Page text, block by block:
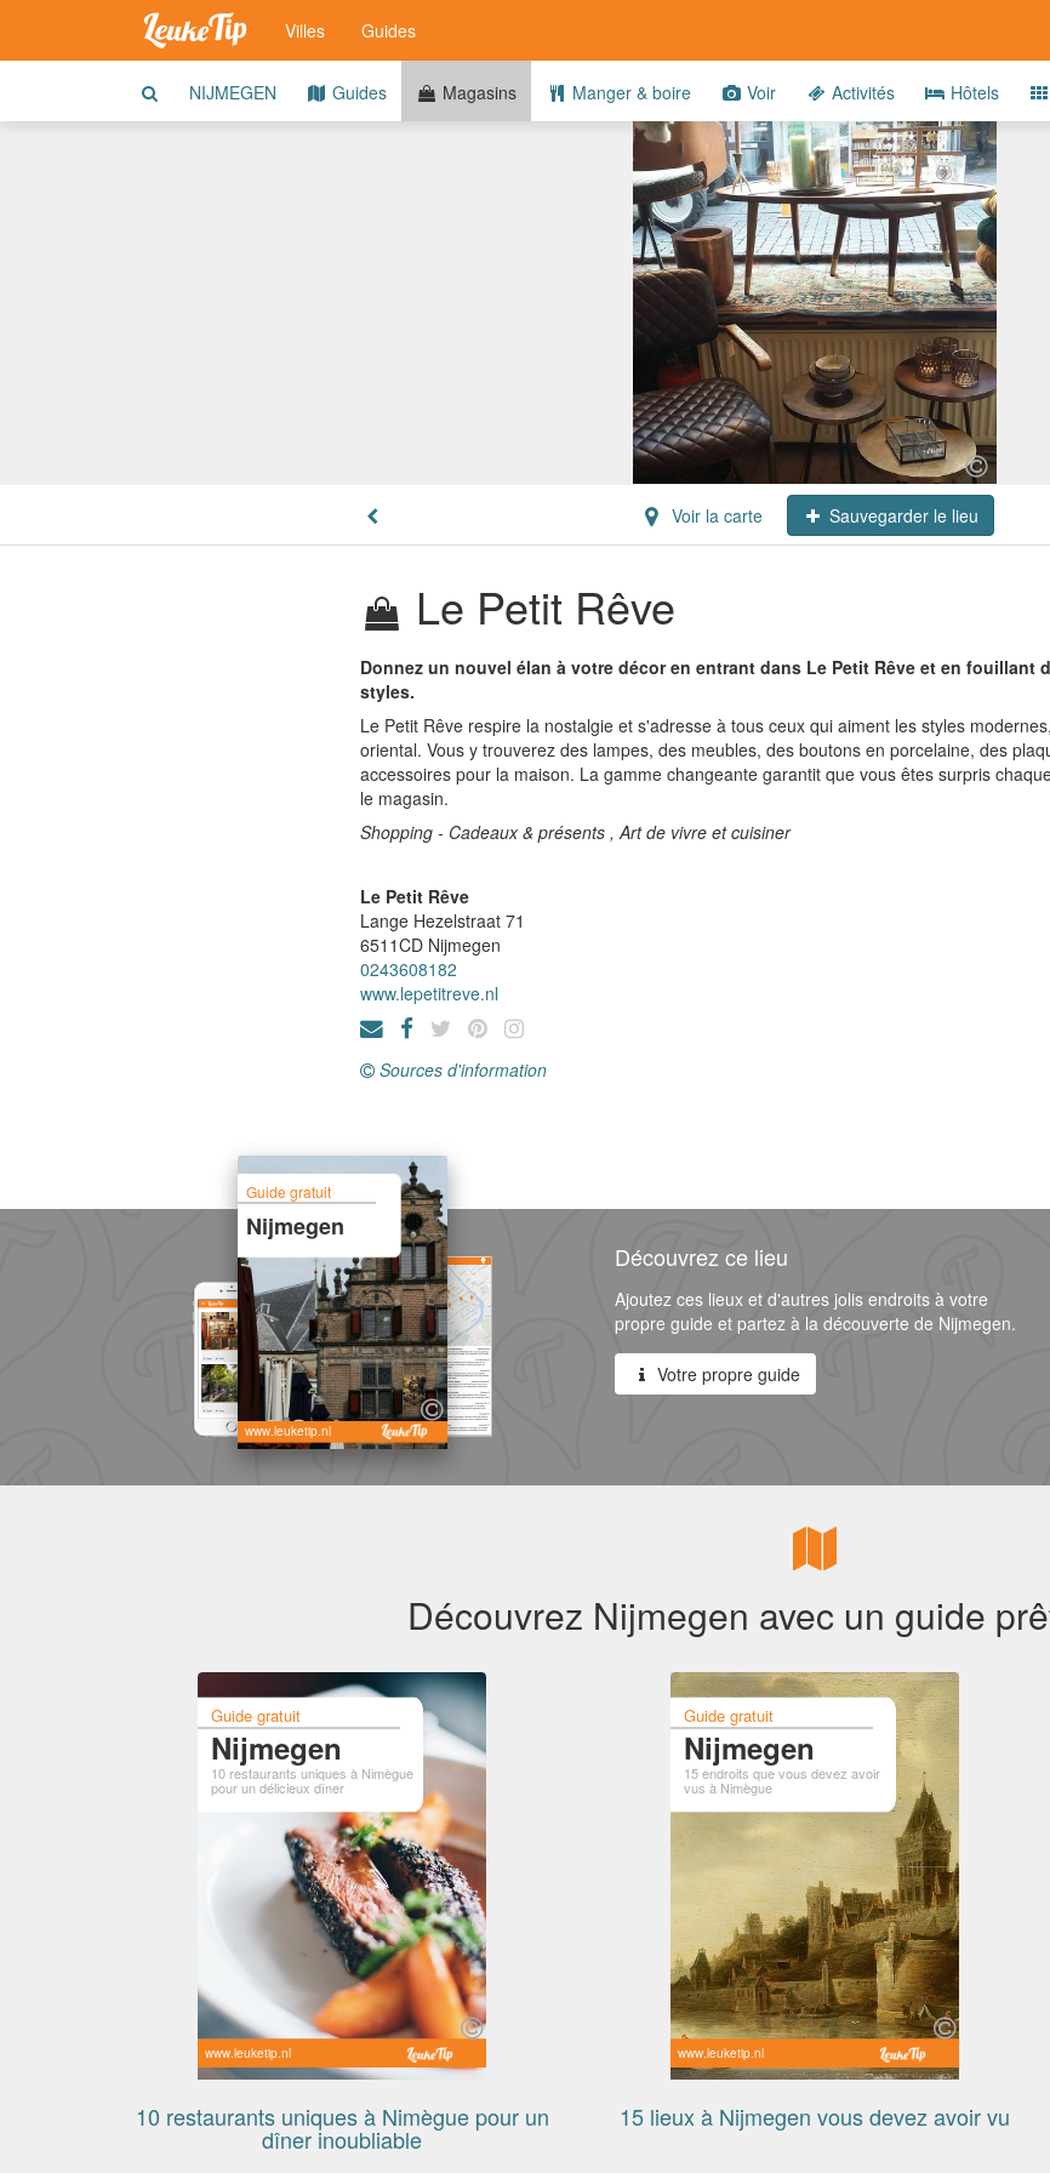
Villes Guides
NIJMEGEN Guides Magasins Manger & boire Voir Activités Hôtels
Voir la carte Sauvegarder le lieu
Le Petit Rêve
Donnez un nouvel élan à votre décor en entrant dans Le Petit Rêve et en fouillant
styles.
Le Petit Rêve respire la nostalgie et s'adresse à tous ceux qui aiment les styles
oriental. Vous y trouverez des lampes, des meubles, des boutons en porcelaine, des
accessoires pour la maison. La gamme changeante garantit que vous êtes surpris
le magasin.
Shopping - Cadeaux & présents , Art de vivre et cuisiner
Le Petit Rêve
Lange Hezelstraat 71
6511CD Nijmegen
0243608182
www.lepetitreve.nl
Sources d'information
Guide gratuit
Nijmegen
www.leuketip.nl
Découvrez ce lieu
Ajoutez ces lieux et d'autres jolis endroits à votre
propre guide et partez à la découverte de Nijmegen.
Votre propre guide
Découvrez Nijmegen avec un guide
Guide gratuit
Nijmegen
10 restaurants uniques à Nimègue
pour un délicieux dîner
www.leuketip.nl
10 restaurants uniques à Nimègue pour un
dîner inoubliable
Guide gratuit
Nijmegen
15 endroits que vous devez avoir
vus à Nimègue
www.leuketip.nl
15 lieux à Nijmegen vous devez avoir vu